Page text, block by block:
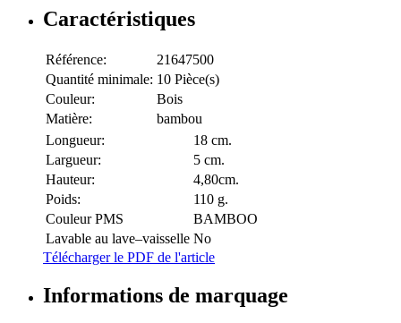
Caractéristiques
Référence:
21647500
Quantité minimale: 10 Pièce(s)
Couleur:
Bois
Matière:
bambou
Longueur:
18 cm.
Largueur:
5 cm.
Hauteur:
4,80cm.
Poids:
110 g.
Couleur PMS
BAMBOO
Lavable au lave–vaisselle No
Télécharger le PDF de l'article
Informations de marquage